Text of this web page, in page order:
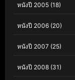
หนังปี 2005 (18)
หนังปี 2006 (20)
หนังปี 2007 (25)
หนังปี 2008 (31)